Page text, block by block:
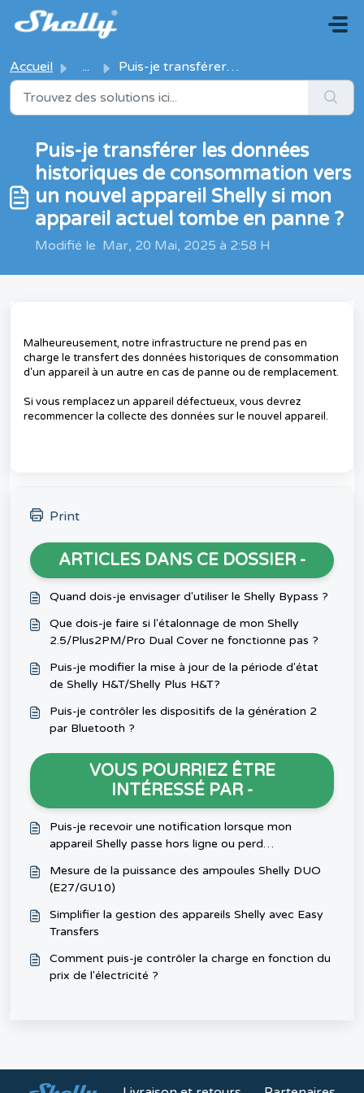
Passer au contenu principal
Accueil ... Puis-je transférer les données historiques de consommatio...
Puis-je transférer les données
historiques de consommation vers
un nouvel appareil Shelly si mon
appareil actuel tombe en panne ?
Modifié le Mar, 20 Mai, 2025 à 2:58 H
Malheureusement, notre infrastructure ne prend pas en
charge le transfert des données historiques de consommation
d'un appareil à un autre en cas de panne ou de remplacement.
Si vous remplacez un appareil défectueux, vous devrez
recommencer la collecte des données sur le nouvel appareil.
Print
ARTICLES DANS CE DOSSIER -
Quand dois-je envisager d'utiliser le Shelly Bypass ?
Que dois-je faire si l'étalonnage de mon Shelly
2.5/Plus2PM/Pro Dual Cover ne fonctionne pas ?
Puis-je modifier la mise à jour de la période d'état
de Shelly H&T/Shelly Plus H&T?
Puis-je contrôler les dispositifs de la génération 2
par Bluetooth ?
VOUS POURRIEZ ÊTRE
INTÉRESSÉ PAR -
Puis-je recevoir une notification lorsque mon
appareil Shelly passe hors ligne ou perd
Mesure de la puissance des ampoules Shelly DUO
(E27/GU10)
Simplifier la gestion des appareils Shelly avec Easy
Transfers
Comment puis-je contrôler la charge en fonction du
prix de l'électricité ?